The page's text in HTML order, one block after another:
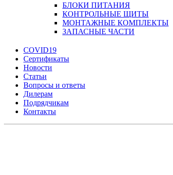
БЛОКИ ПИТАНИЯ
КОНТРОЛЬНЫЕ ЩИТЫ
МОНТАЖНЫЕ КОМПЛЕКТЫ
ЗАПАСНЫЕ ЧАСТИ
COVID19
Сертификаты
Новости
Статьи
Вопросы и ответы
Дилерам
Подрядчикам
Контакты